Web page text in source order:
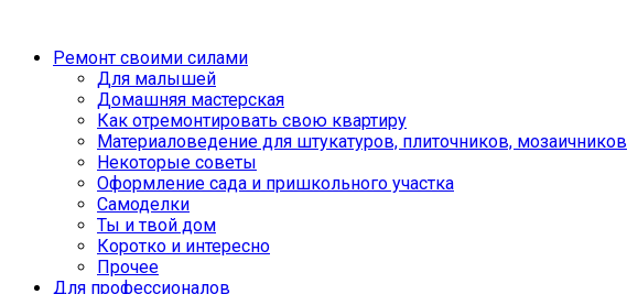
Ремонт своими силами
Для малышей
Домашняя мастерская
Как отремонтировать свою квартиру
Материаловедение для штукатуров, плиточников, мозаичников
Некоторые советы
Оформление сада и пришкольного участка
Самоделки
Ты и твой дом
Коротко и интересно
Прочее
Для профессионалов